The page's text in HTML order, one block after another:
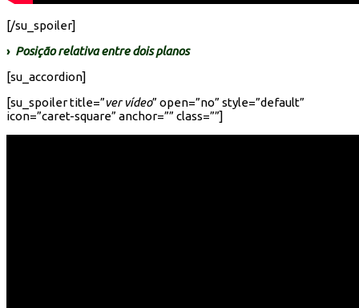
[/su_spoiler]
› Posição relativa entre dois planos
[su_accordion]
[su_spoiler title=”ver vídeo” open=”no” style=”default”
icon=”caret-square” anchor=”” class=””]